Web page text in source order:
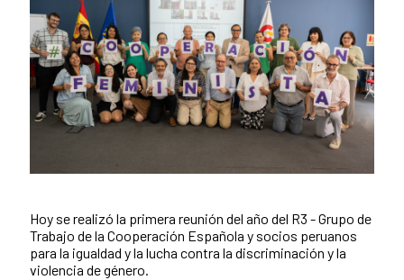
News content
Hoy se realizó la primera reunión del año del R3 - Grupo de
Trabajo de la Cooperación Española y socios peruanos
para la igualdad y la lucha contra la discriminación y la
violencia de género.